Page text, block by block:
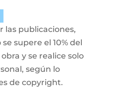
las publicaciones,
supere el 10% del
y se realice solo
según lo
de copyright.